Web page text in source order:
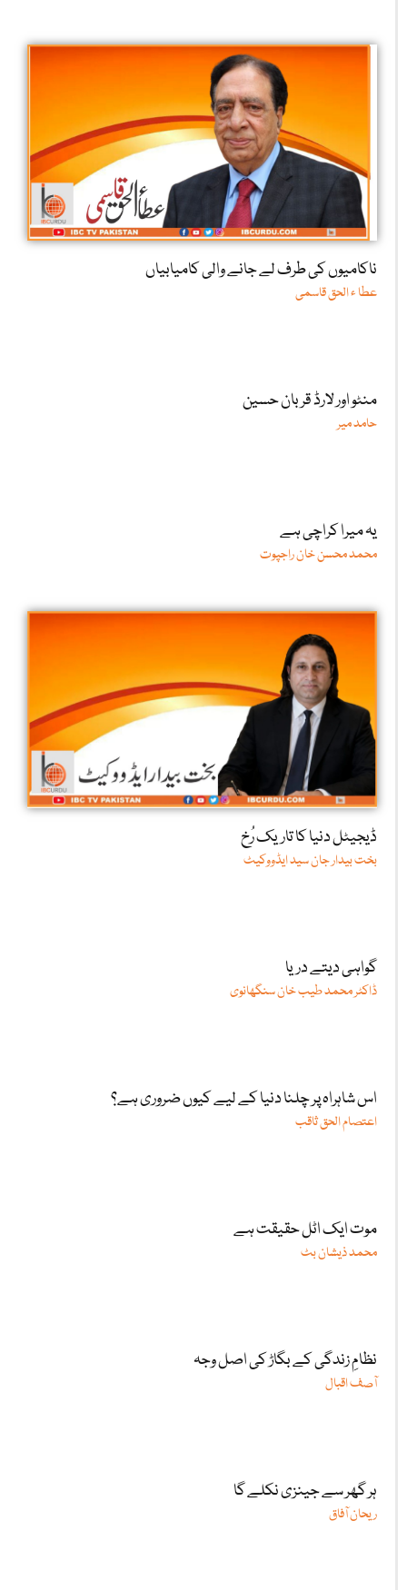
ناکامیوں کی طرف لے جانے والی کامیابیاں
عطا ء الحق قاسمی
منٹو اور لارڈ قربان حسین
حامد میر
یہ میرا کراچی ہے
محمد محسن خان راجپوت
ڈیجیٹل دنیا کا تاریک رُخ
بخت بیدار جان سید ایڈووکیٹ
گواہی دیتے دریا
ڈاکٹر محمد طیب خان سنگھانوی
اس شاہراہ پر چلنا دنیا کے لیے کیوں ضروری ہے؟
اعتصام الحق ثاقب
موت ایک اٹل حقیقت ہے
محمد ذیشان بٹ
نظامِ زندگی کے بگاڑ کی اصل وجہ
آصف اقبال
ہر گھر سے جینزی نکلے گا
ریحان آفاق